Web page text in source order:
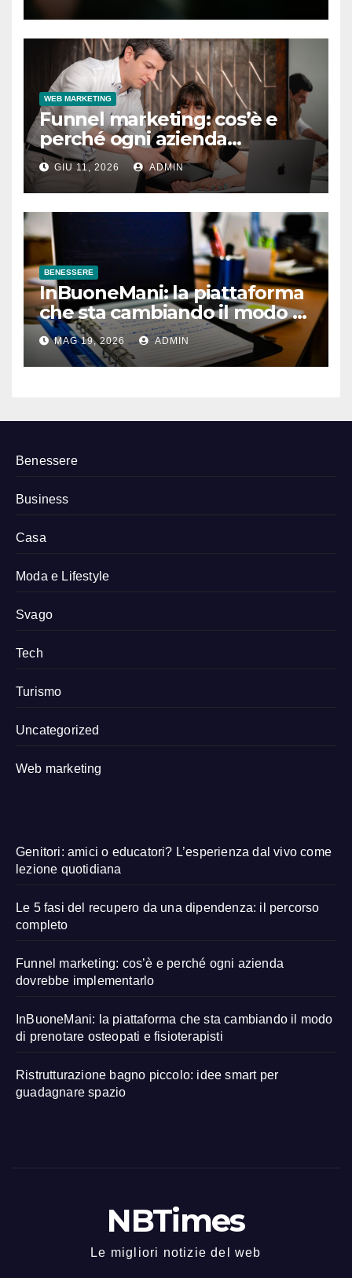
WEB MARKETING
Funnel marketing: cos’è e
perché ogni azienda
dovrebbe implementarlo
GIU 11, 2026 ADMIN
BENESSERE
InBuoneMani: la piattaforma
che sta cambiando il modo di
prenotare osteopati e
fisioterapisti
MAG 19, 2026 ADMIN
Benessere
Business
Casa
Moda e Lifestyle
Svago
Tech
Turismo
Uncategorized
Web marketing
Genitori: amici o educatori? L’esperienza dal vivo come
lezione quotidiana
Le 5 fasi del recupero da una dipendenza: il percorso
completo
Funnel marketing: cos’è e perché ogni azienda
dovrebbe implementarlo
InBuoneMani: la piattaforma che sta cambiando il modo
di prenotare osteopati e fisioterapisti
Ristrutturazione bagno piccolo: idee smart per
guadagnare spazio
NBTimes
Le migliori notizie del web